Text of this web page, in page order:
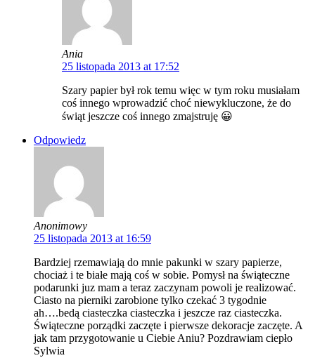
Ania
25 listopada 2013 at 17:52
Szary papier był rok temu więc w tym roku musiałam
coś innego wprowadzić choć niewykluczone, że do
świąt jeszcze coś innego zmajstruję 😀
Odpowiedz
Anonimowy
25 listopada 2013 at 16:59
Bardziej rzemawiają do mnie pakunki w szary papierze,
chociaż i te białe mają coś w sobie. Pomysł na świąteczne
podarunki juz mam a teraz zaczynam powoli je realizować.
Ciasto na pierniki zarobione tylko czekać 3 tygodnie
ah….bedą ciasteczka ciasteczka i jeszcze raz ciasteczka.
Świąteczne porządki zaczęte i pierwsze dekoracje zaczęte. A
jak tam przygotowanie u Ciebie Aniu? Pozdrawiam ciepło
Sylwia